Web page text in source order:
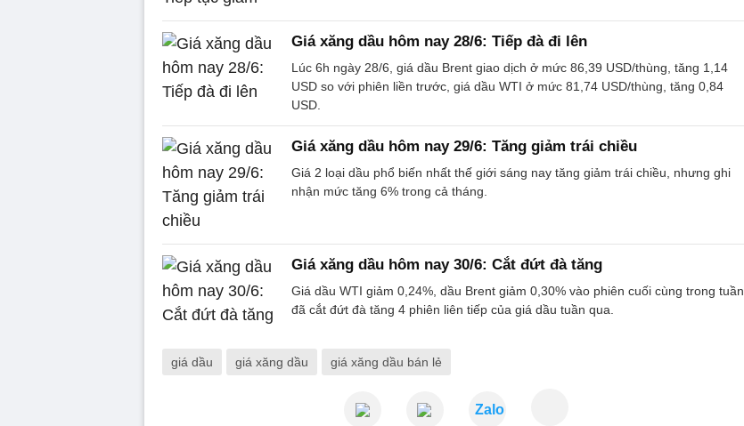
Giá xăng dầu hôm nay 28/6: Tiếp đà đi lên
Lúc 6h ngày 28/6, giá dầu Brent giao dịch ở mức 86,39 USD/thùng, tăng 1,14
USD so với phiên liền trước, giá dầu WTI ở mức 81,74 USD/thùng, tăng 0,84
USD.
Giá xăng dầu hôm nay 29/6: Tăng giảm trái chiều
Giá 2 loại dầu phổ biến nhất thế giới sáng nay tăng giảm trái chiều, nhưng ghi
nhận mức tăng 6% trong cả tháng.
Giá xăng dầu hôm nay 30/6: Cắt đứt đà tăng
Giá dầu WTI giảm 0,24%, dầu Brent giảm 0,30% vào phiên cuối cùng trong tuần
đã cắt đứt đà tăng 4 phiên liên tiếp của giá dầu tuần qua.
giá dầu giá xăng dầu giá xăng dầu bán lẻ
Zalo